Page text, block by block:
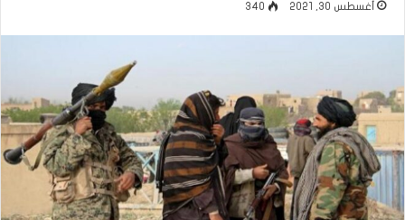
أغسطس 30, 2021 340